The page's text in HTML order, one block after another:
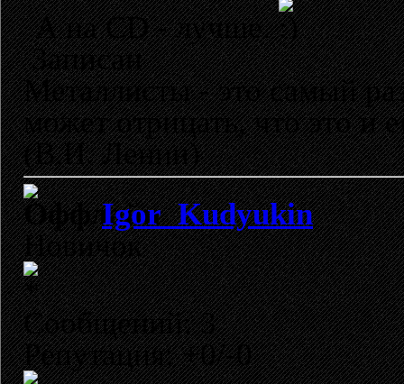
А на CD - лучше.
Записан
Металлисты - это самый
может отрицать, что это и
(В.И. Ленин)
Igor_Kudyukin
Новичок
Сообщений: 3
Репутация: +0/-0